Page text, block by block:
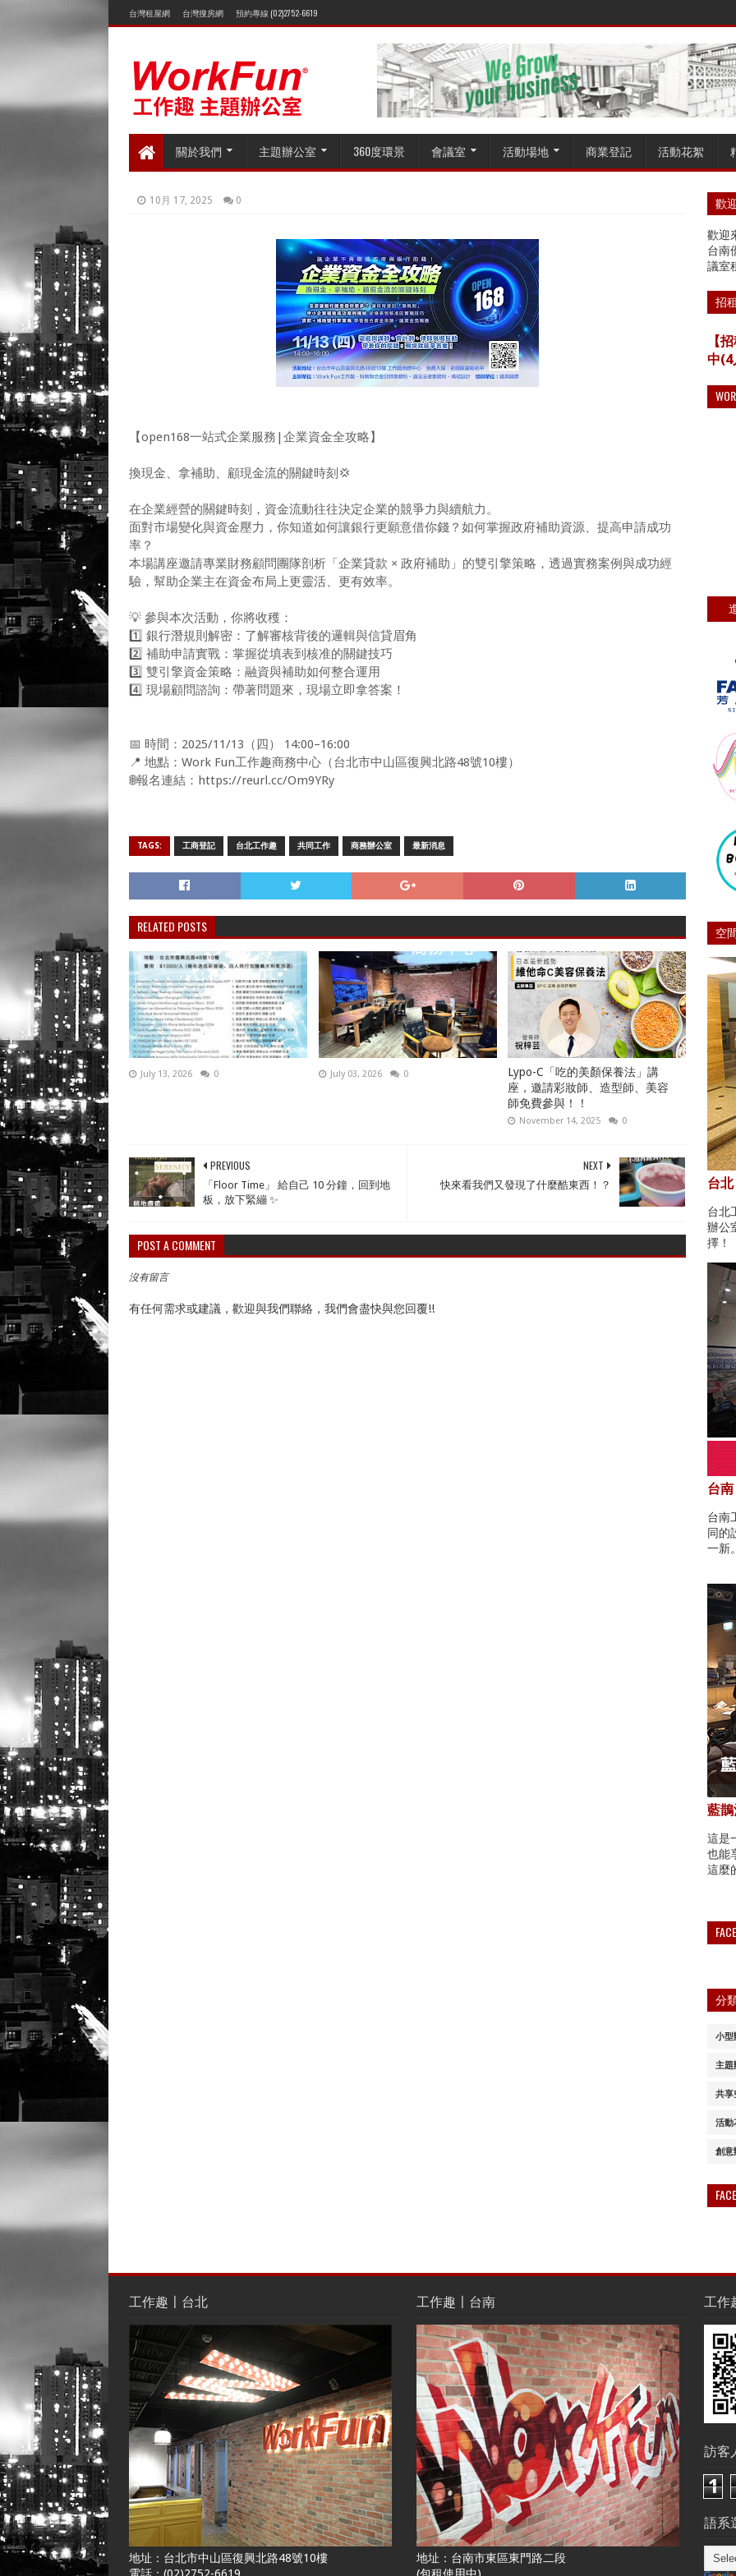
台灣租屋網 台灣搜房網 預約專線 (02)2752-6619
關於我們 主題辦公室 360度環景 會議室 活動場地 商業登記 活動花絮
10月 17, 2025 0
【open168一站式企業服務|企業資金全攻略】
換現金、拿補助、顧現金流的關鍵時刻💢
在企業經營的關鍵時刻，資金流動往往決定企業的競爭力與續航力。
面對市場變化與資金壓力，你知道如何讓銀行更願意借你錢？如何掌握政府補助資源、提高申請成功
率？
本場講座邀請專業財務顧問團隊剖析「企業貸款 × 政府補助」的雙引擎策略，透過實務案例與成功經
驗，幫助企業主在資金布局上更靈活、更有效率。
💡 參與本次活動，你將收穫：
1️⃣ 銀行潛規則解密：了解審核背後的邏輯與信貸眉角
2️⃣ 補助申請實戰：掌握從填表到核准的關鍵技巧
3️⃣ 雙引擎資金策略：融資與補助如何整合運用
4️⃣ 現場顧問諮詢：帶著問題來，現場立即拿答案！
📅 時間：2025/11/13（四） 14:00–16:00
📍 地點：Work Fun工作趣商務中心（台北市中山區復興北路48號10樓）
🌐報名連結：https://reurl.cc/Om9YRy
TAGS: 工商登記 台北工作趣 共同工作 商務辦公室 最新消息
RELATED POSTS
July 13, 2026 0 July 03, 2026 0
Lypo-C「吃的美顏保養法」講
座，邀請彩妝師、造型師、美容
師免費參與！！
November 14, 2025 0
NEXT
快來看我們又發現了什麼酷東西！？
PREVIOUS
「Floor Time」 給自己 10 分鐘，回到地
板，放下緊繃 ✨
POST A COMMENT
沒有留言
有任何需求或建議，歡迎與我們聯絡，我們會盡快與您回覆!!
歡
歡迎
台南
議室
招
【
中(4
空
台
台北
辦公
擇！
台
台南
同的
一新
藍
這是
也能
這麼
分
小型
主題
共享
活動
創意
工作趣〡台北
地址：台北市中山區復興北路48號10樓
工作趣〡台南
地址：台南市東區東門路二段
工作
訪客
1
語系